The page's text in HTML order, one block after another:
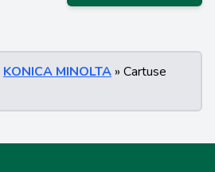
KONICA MINOLTA » Cartuse